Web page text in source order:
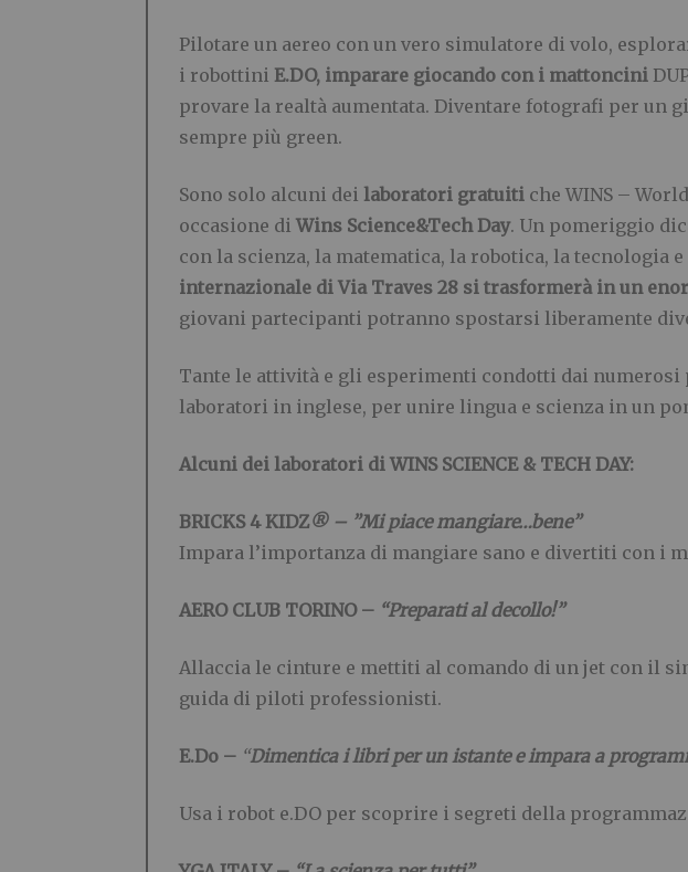
Pilotare un aereo con un vero simulatore di volo,
i robottini E.DO, imparare giocando con i mattoncini
provare la realtà aumentata. Diventare fotografi per un
sempre più green.
Sono solo alcuni dei laboratori gratuiti che WINS –
occasione di Wins Science&Tech Day. Un pomeriggio
con la scienza, la matematica, la robotica, la tecnologia
internazionale di Via Traves 28 si trasformerà inun
giovani partecipanti potranno spostarsi liberamente
Tante le attività e gli esperimenti condotti dai
laboratori in inglese, per unire lingua e scienza in un
Alcuni dei laboratori di WINS SCIENCE & TECH DAY:
BRICKS 4 KIDZ® – ”Mi piace mangiare…bene”
Impara l’importanza di mangiare sano e divertiti con i
AERO CLUB TORINO – “Preparati al decollo!”
Allaccia le cinture e mettiti al comando di un jet con il
guida di piloti professionisti.
E.Do – “Dimentica i libri per un istante e impara a
Usa i robot e.DO per scoprire i segreti della